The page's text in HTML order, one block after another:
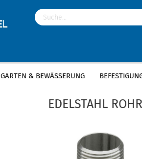
GARTEN & BEWÄSSERUNG
Startseite » Fittings & Armaturen
EDELSTAHL